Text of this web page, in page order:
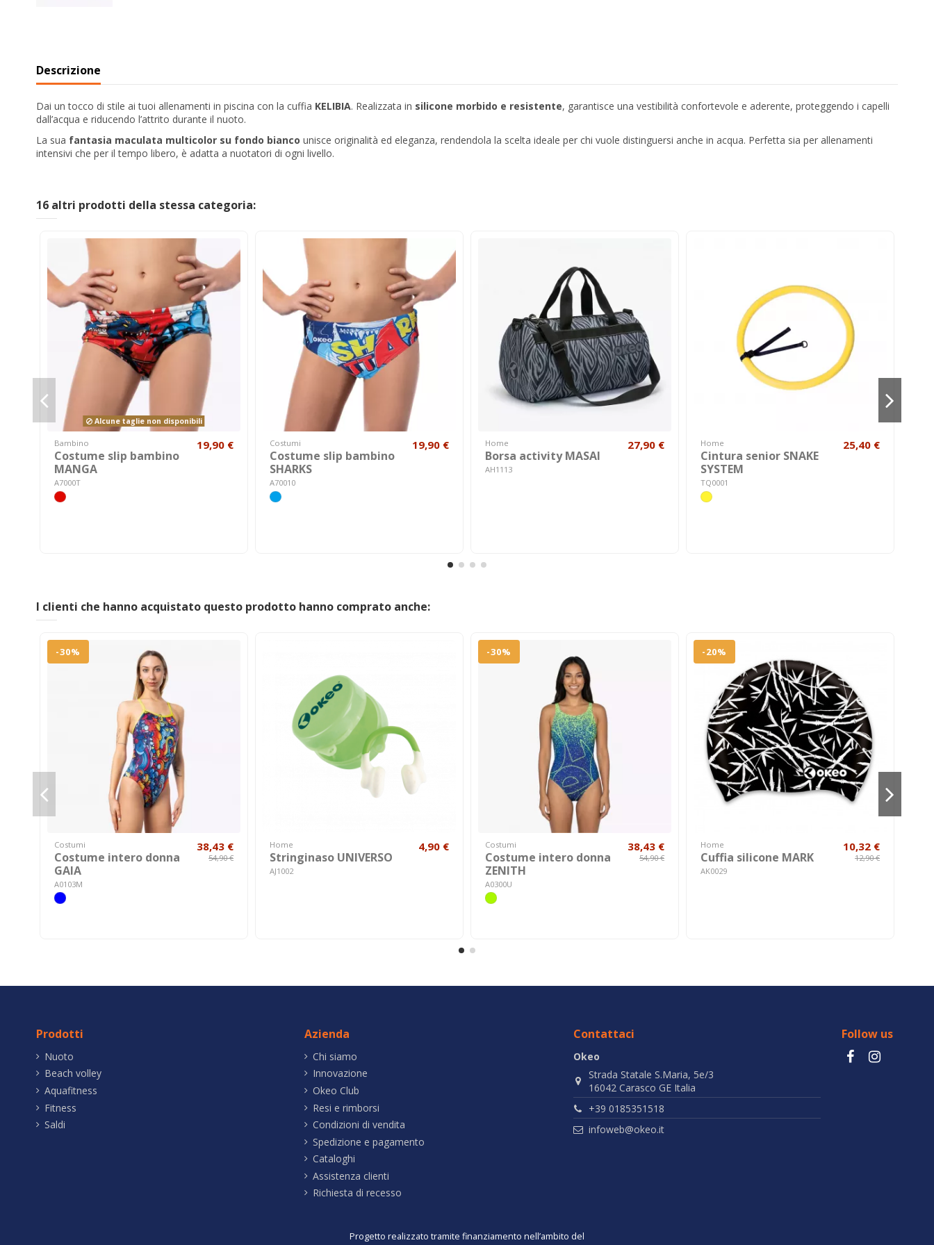
Descrizione
Dai un tocco di stile ai tuoi allenamenti in piscina con la cuffia KELIBIA. Realizzata in silicone morbido e resistente, garantisce una vestibilità confortevole e aderente, proteggendo i capelli
dall’acqua e riducendo l’attrito durante il nuoto.
La sua fantasia maculata multicolor su fondo bianco unisce originalità ed eleganza, rendendola la scelta ideale per chi vuole distinguersi anche in acqua. Perfetta sia per allenamenti
intensivi che per il tempo libero, è adatta a nuotatori di ogni livello.
16 altri prodotti della stessa categoria:
Alcune taglie non disponibili
Bambino
Costume slip bambino
MANGA
A7000T
19,90 € Costumi
Costume slip bambino
SHARKS
A70010
19,90 € Home
Borsa activity MASAI
AH1113
27,90 € Home
Cintura senior SNAKE
SYSTEM
TQ0001
25,40 €
I clienti che hanno acquistato questo prodotto hanno comprato anche:
-30%
Costumi
Costume intero donna
GAIA
A0103M
38,43 €
54,90 €
Home
Stringinaso UNIVERSO
AJ1002
4,90 €
-30%
Costumi
Costume intero donna
ZENITH
A0300U
38,43 €
54,90 €
-20%
Home
Cuffia silicone MARK
AK0029
10,32 €
12,90 €
Prodotti
Nuoto
Beach volley
Aquafitness
Fitness
Saldi
Azienda
Chi siamo
Innovazione
Okeo Club
Resi e rimborsi
Condizioni di vendita
Spedizione e pagamento
Cataloghi
Assistenza clienti
Richiesta di recesso
Contattaci
Okeo
Strada Statale S.Maria, 5e/3
16042 Carasco GE Italia
+39 0185351518
infoweb@okeo.it
Follow us
Progetto realizzato tramite finanziamento nell’ambito del